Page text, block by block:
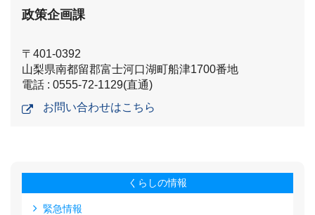
政策企画課
〒401-0392
山梨県南都留郡富士河口湖町船津1700番地
電話 : 0555-72-1129(直通)
お問い合わせはこちら
くらしの情報
緊急情報